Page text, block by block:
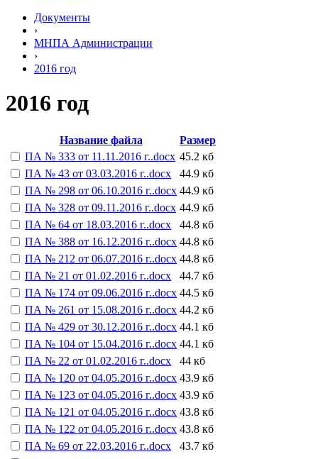
Документы
›
МНПА Администрации
›
2016 год
2016 год
Название файла
Размер
ПА № 333 от 11.11.2016 г..docx 45.2 кб
ПА № 43 от 03.03.2016 г..docx
44.9 кб
ПА № 298 от 06.10.2016 г..docx 44.9 кб
ПА № 328 от 09.11.2016 г..docx 44.9 кб
ПА № 64 от 18.03.2016 г..docx
44.8 кб
ПА № 388 от 16.12.2016 г..docx 44.8 кб
ПА № 212 от 06.07.2016 г..docx 44.8 кб
ПА № 21 от 01.02.2016 г..docx
44.7 кб
ПА № 174 от 09.06.2016 г..docx 44.5 кб
ПА № 261 от 15.08.2016 г..docx 44.2 кб
ПА № 429 от 30.12.2016 г..docx 44.1 кб
ПА № 104 от 15.04.2016 г..docx 44.1 кб
ПА № 22 от 01.02.2016 г..docx
44 кб
ПА № 120 от 04.05.2016 г..docx 43.9 кб
ПА № 123 от 04.05.2016 г..docx 43.9 кб
ПА № 121 от 04.05.2016 г..docx 43.8 кб
ПА № 122 от 04.05.2016 г..docx 43.8 кб
ПА № 69 от 22.03.2016 г..docx
43.7 кб